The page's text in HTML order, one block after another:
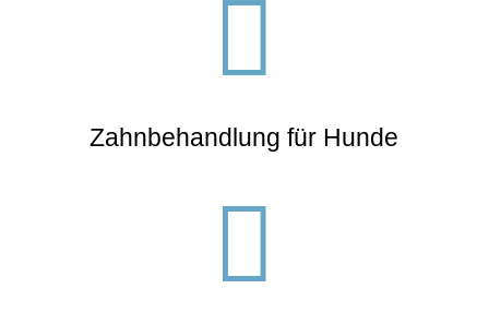

Zahnbehandlung für Hunde
